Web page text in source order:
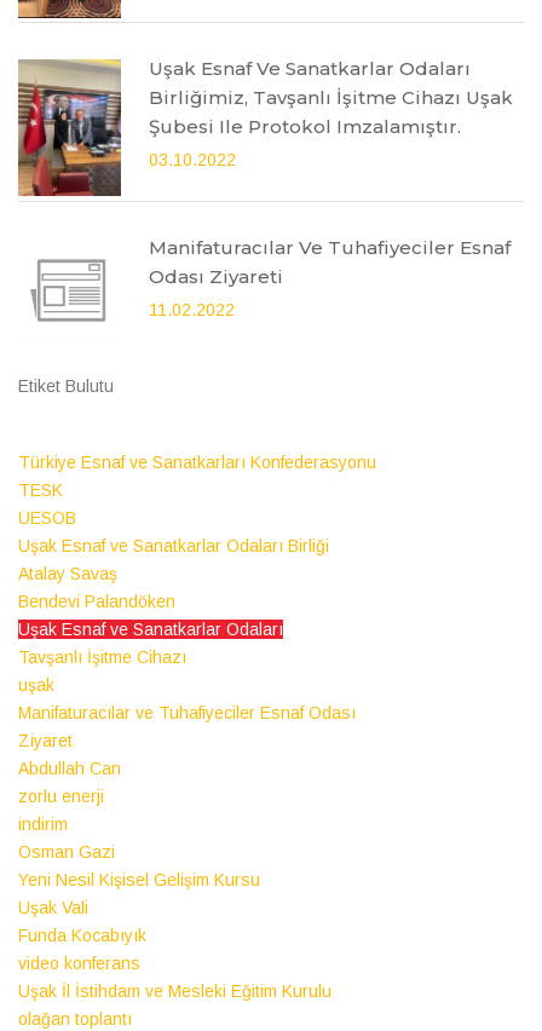
Uşak Esnaf Ve Sanatkarlar Odaları
Birliğimiz, Tavşanlı İşitme Cihazı Uşak
Şubesi Ile Protokol Imzalamıştır.
03.10.2022
Manifaturacılar Ve Tuhafiyeciler Esnaf
Odası Ziyareti
11.02.2022
Etiket Bulutu
Türkiye Esnaf ve Sanatkarları Konfederasyonu
TESK
UESOB
Uşak Esnaf ve Sanatkarlar Odaları Birliği
Atalay Savaş
Bendevi Palandöken
Uşak Esnaf ve Sanatkarlar Odaları
Tavşanlı İşitme Cihazı
uşak
Manifaturacılar ve Tuhafiyeciler Esnaf Odası
Ziyaret
Abdullah Can
zorlu enerji
indirim
Osman Gazi
Yeni Nesil Kişisel Gelişim Kursu
Uşak Vali
Funda Kocabıyık
video konferans
Uşak İl İstihdam ve Mesleki Eğitim Kurulu
olağan toplantı